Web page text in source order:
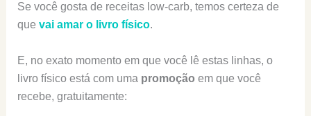
Se você gosta de receitas low-carb, temos certeza de
que vai amar o livro físico.
E, no exato momento em que você lê estas linhas, o
livro físico está com uma promoção em que você
recebe, gratuitamente: